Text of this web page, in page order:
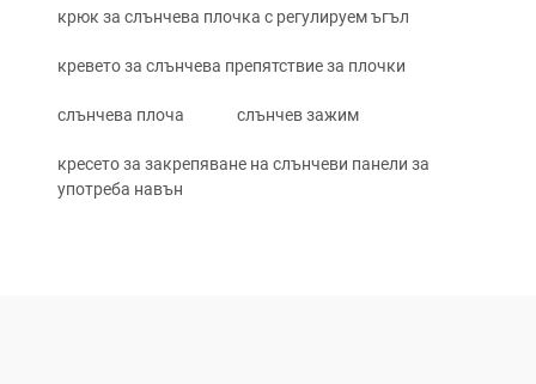
крюк за слънчева плочка с регулируем ъгъл
кревето за слънчева препятствие за плочки
слънчева плоча слънчев зажим
кресето за закрепяване на слънчеви панели за
употреба навън